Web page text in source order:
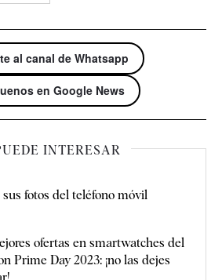
al canal de Whatsapp
en Google News
INTERESAR
fotos del teléfono móvil
ofertas en smartwatches del
Prime Day 2023: ¡no las dejes